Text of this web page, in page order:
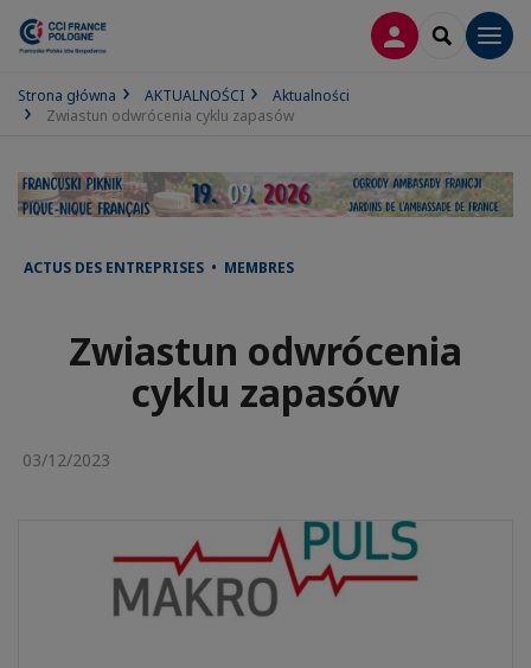
LOGOWANIE
SEARCH
Strona główna AKTUALNOŚCI
Aktualności
Zwiastun odwrócenia cyklu zapasów
ACTUS DES ENTREPRISES • MEMBRES
Zwiastun odwrócenia
cyklu zapasów
03/12/2023